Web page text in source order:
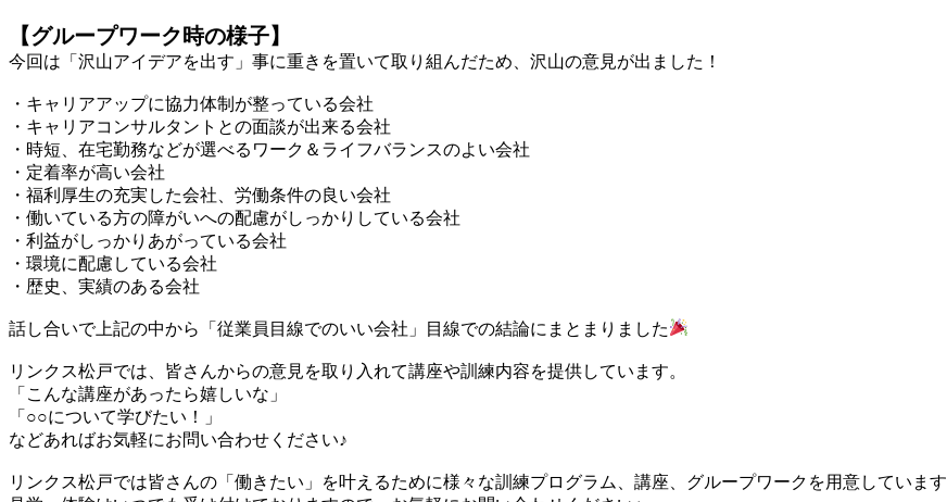
【グループワーク時の様子】
今回は「沢山アイデアを出す」事に重きを置いて取り組んだため、沢山の意見が出ました！
・キャリアアップに協力体制が整っている会社
・キャリアコンサルタントとの面談が出来る会社
・時短、在宅勤務などが選べるワーク＆ライフバランスのよい会社
・定着率が高い会社
・福利厚生の充実した会社、労働条件の良い会社
・働いている方の障がいへの配慮がしっかりしている会社
・利益がしっかりあがっている会社
・環境に配慮している会社
・歴史、実績のある会社
話し合いで上記の中から「従業員目線でのいい会社」目線での結論にまとまりました
リンクス松戸では、皆さんからの意見を取り入れて講座や訓練内容を提供しています。
「こんな講座があったら嬉しいな」
「○○について学びたい！」
などあればお気軽にお問い合わせください♪
リンクス松戸では皆さんの「働きたい」を叶えるために様々な訓練プログラム、講座、グループワークを用意しています